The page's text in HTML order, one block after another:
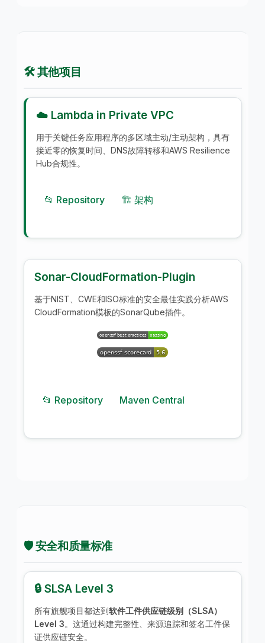
🛠️ 其他项目
☁️ Lambda in Private VPC
用于关键任务应用程序的多区域主动/主动架构，具有
接近零的恢复时间、DNS故障转移和AWS Resilience
Hub合规性。
📂 Repository 🏗️ 架构
Sonar-CloudFormation-Plugin
基于NIST、CWE和ISO标准的安全最佳实践分析AWS
CloudFormation模板的SonarQube插件。
📂 Repository Maven Central
🛡️ 安全和质量标准
🔒 SLSA Level 3
所有旗舰项目都达到软件工件供应链级别（SLSA）
Level 3。这通过构建完整性、来源追踪和签名工件保
证供应链安全。